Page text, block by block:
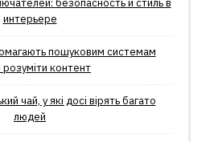
безопасность и стиль в
интерьере
пошуковим системам
контент
чай, у які досі вірять багато
людей